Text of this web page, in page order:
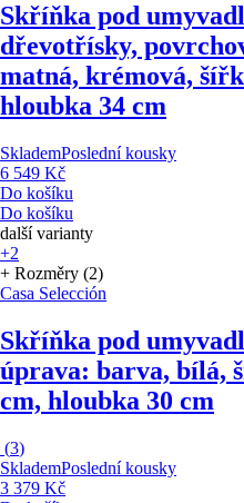
Skříňka pod
dřevotřísky,
matná, krémová,
hloubka 34 cm
SklademPoslední kousky
6 549 Kč
Do košíku
Do košíku
další varianty
+2
+ Rozměry (2)
Casa Selección
Skříňka pod
úprava: barva, bílá,
cm, hloubka 30 cm
(3)
SklademPoslední kousky
3 379 Kč